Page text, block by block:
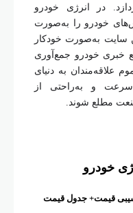
در انرژی خودرو
خودرو را به‌صورت
سایت به‌صورت خودکار
خبری خودرو جمع‌آوری
علاقه‌مندان به دنیای
و به‌راحتی از
مطلع شوند.
خودرو
قیمت+ جدول قیمت